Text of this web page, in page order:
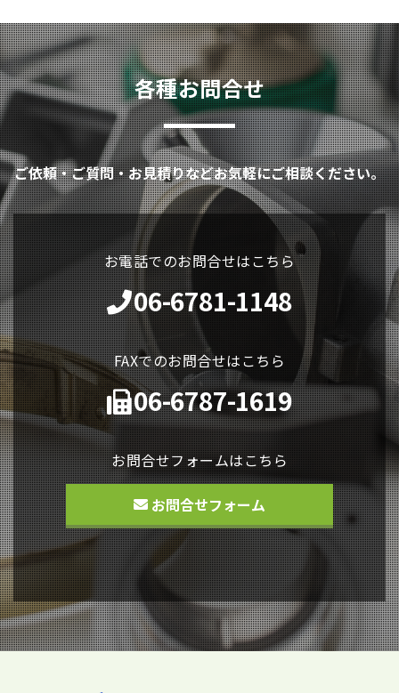
各種お問合せ
ご依頼・ご質問・お見積りなどお気軽にご相談ください。
お電話でのお問合せはこちら
06-6781-1148
FAXでのお問合せはこちら
06-6787-1619
お問合せフォームはこちら
お問合せフォーム